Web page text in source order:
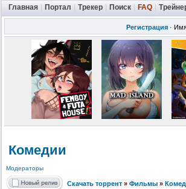
Главная Портал Трекер Поиск FAQ
Регистрация ·
Комедии
Модераторы
Скачать торрент » Фильмы »